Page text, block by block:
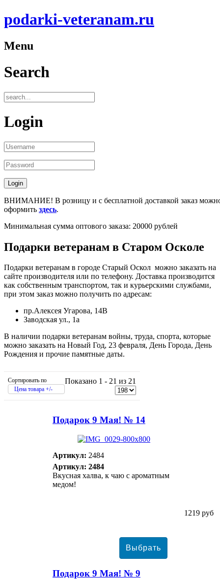
podarki-veteranam.ru
Menu
Search
Login
ВНИМАНИЕ! В розницу и с бесплатной доставкой заказ
оформить здесь.
Минимальная сумма оптового заказа: 20000 рублей
Подарки ветеранам в Старом Осколе
Подарки ветеранам в городе Старый Оскол можно заказать на
сайте производителя или по телефону. Доставка производится
как собственным транспортом, так и курьерскими службами,
при этом заказ можно получить по адресам:
пр.Алексея Угарова, 14В
Заводская ул., 1а
В наличии подарки ветеранам войны, труда, спорта, которые
можно заказать на Новый Год, 23 февраля, День Города, День
Рождения и прочие памятные даты.
Сортировать по
Цена товара +/-
Показано 1 - 21 из 21
Подарок 9 Мая! № 14
Артикул: 2484
Артикул: 2484
Вкусная халва, к чаю с ароматным
медом!
1219 руб
Подарок 9 Мая! № 9